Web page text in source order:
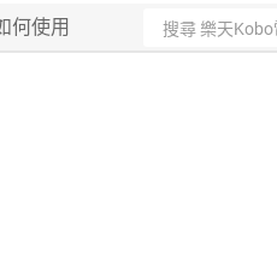
何使用